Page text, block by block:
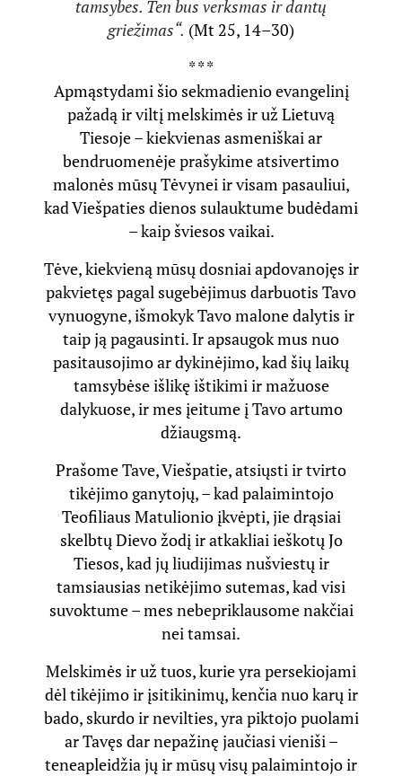
tamsybes. Ten bus verksmas ir dantų
griežimas“. (Mt 25, 14–30)
* * *
Apmąstydami šio sekmadienio evangelinį
pažadą ir viltį melskimės ir už Lietuvą
Tiesoje – kiekvienas asmeniškai ar
bendruomenėje prašykime atsivertimo
malonės mūsų Tėvynei ir visam pasauliui,
kad Viešpaties dienos sulauktume budėdami
– kaip šviesos vaikai.
Tėve, kiekvieną mūsų dosniai apdovanojęs ir
pakvietęs pagal sugebėjimus darbuotis Tavo
vynuogyne, išmokyk Tavo malone dalytis ir
taip ją pagausinti. Ir apsaugok mus nuo
pasitausojimo ar dykinėjimo, kad šių laikų
tamsybėse išlikę ištikimi ir mažuose
dalykuose, ir mes įeitume į Tavo artumo
džiaugsmą.
Prašome Tave, Viešpatie, atsiųsti ir tvirto
tikėjimo ganytojų, – kad palaimintojo
Teofiliaus Matulionio įkvėpti, jie drąsiai
skelbtų Dievo žodį ir atkakliai ieškotų Jo
Tiesos, kad jų liudijimas nušviestų ir
tamsiausias netikėjimo sutemas, kad visi
suvoktume – mes nebepriklausome nakčiai
nei tamsai.
Melskimės ir už tuos, kurie yra persekiojami
dėl tikėjimo ir įsitikinimų, kenčia nuo karų ir
bado, skurdo ir nevilties, yra piktojo puolami
ar Tavęs dar nepažinę jaučiasi vieniši –
teneapleidžia jų ir mūsų visų palaimintojo ir